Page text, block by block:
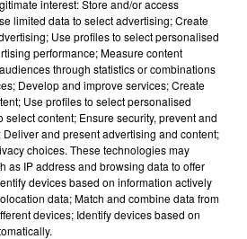
les conditions d’accueil et
élèves. L’aménagement des
; de restauration ; les
; le matériel pédagogique…
en plus une formation
concernés".
l'application Contact FM
interest: Store and/or access
limited data to select advertising; Create
Use profiles to select personalised
performance; Measure content
through statistics or combinations
Develop and improve services; Create
Use profiles to select personalised
select content; Ensure security, prevent and
and present advertising and content;
choices. These technologies may
as IP address and browsing data to offer
devices based on information actively
data; Match and combine data from
devices; Identify devices based on